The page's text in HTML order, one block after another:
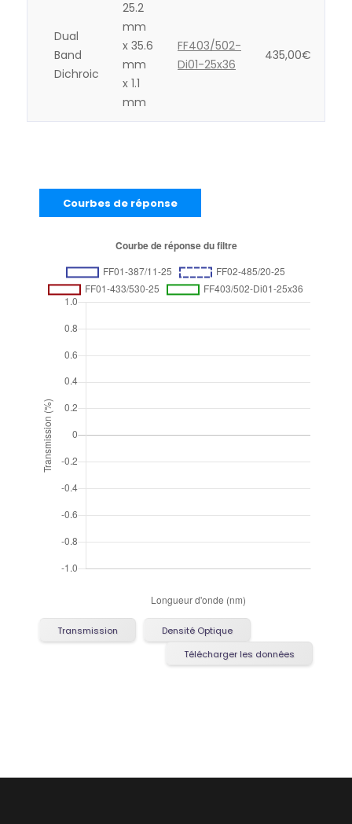
Dual
Band
Dichroic
25.2
mm
x 35.6
mm
x 1.1
mm
FF403/502-
Di01-25x36
435,00€
Courbes de réponse
Transmission
Densité Optique
Télécharger les données